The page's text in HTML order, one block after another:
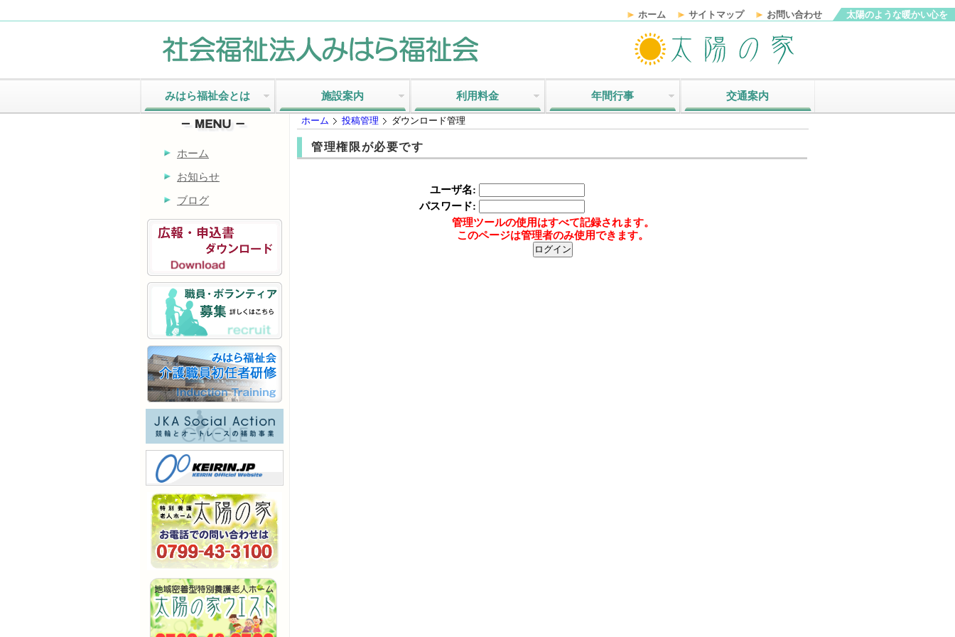
太陽のような暖かい心を
ホーム サイトマップ お問い合わせ
みはら福祉会とは 施設案内 利用料金 年間行事 交通案内
ホーム
お知らせ
ブログ
ホーム 投稿管理 ダウンロード管理
管理権限が必要です
ユーザ名:
パスワード:
管理ツールの使用はすべて記録されます。
このページは管理者のみ使用できます。